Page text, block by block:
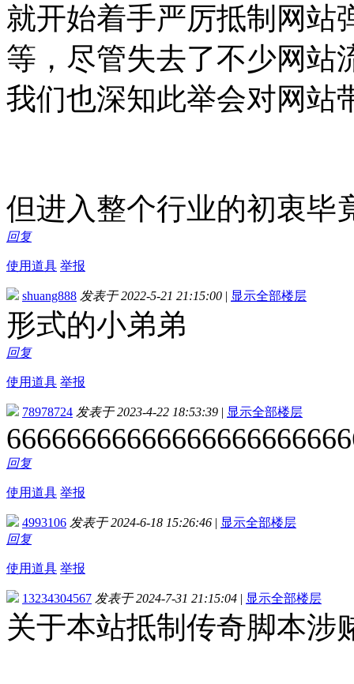
就开始着手严厉抵制网站
等，尽管失去了不少网站
我们也深知此举会对网站
但进入整个行业的初衷毕
回复
使用道具 举报
shuang888 发表于 2022-5-21 21:15:00 | 显示全部楼层
形式的小弟弟
回复
使用道具 举报
78978724 发表于 2023-4-22 18:53:39 | 显示全部楼层
回复
使用道具 举报
4993106 发表于 2024-6-18 15:26:46 | 显示全部楼层
回复
使用道具 举报
13234304567 发表于 2024-7-31 21:15:04 | 显示全部楼层
关于本站抵制传奇脚本涉